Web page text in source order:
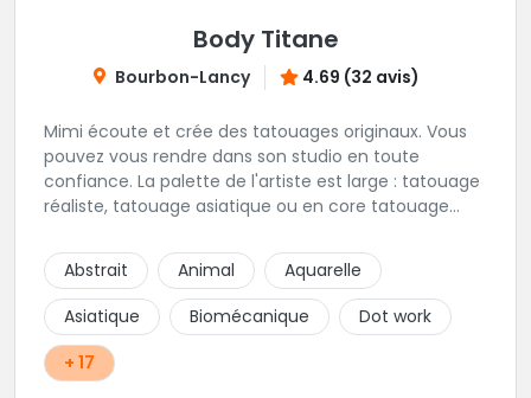
Body Titane
Bourbon-Lancy 4.69 (32 avis)
Mimi écoute et crée des tatouages originaux. Vous
pouvez vous rendre dans son studio en toute
confiance. La palette de l'artiste est large : tatouage
réaliste, tatouage asiatique ou en core tatouage
construire un projet qui vous ressemble.
Abstrait Animal
Aquarelle
Asiatique
Biomécanique
Dot work
+ 17